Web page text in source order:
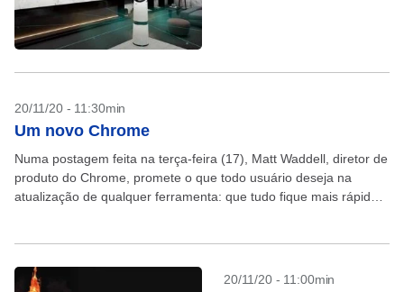
20/11/20 - 11:30min
Um novo Chrome
Numa postagem feita na terça-feira (17), Matt Waddell, diretor de
produto do Chrome, promete o que todo usuário deseja na
atualização de qualquer ferramenta: que tudo fique mais rápido.
20/11/20 - 11:00min